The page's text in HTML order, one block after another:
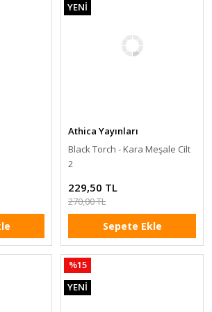
YENİ
Athica Yayınları
Black Torch - Kara Meşale Cilt
2
229,50 TL
270,00 TL
Sepete Ekle
%15
YENİ